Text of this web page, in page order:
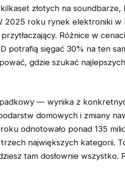
złotych na
2025 roku rynek elektroniki w
Różnice w
potrafią sięgać 30% na ten
gdzie szukać
— wynika z
domowych i zmiany
odnotowało ponad 135
największych kategorii.
tam dosłownie wszystko.